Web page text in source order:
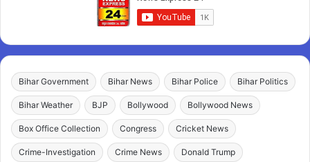
Bihar Government Bihar News Bihar Police Bihar Politics
Bihar Weather BJP Bollywood Bollywood News
Box Office Collection Congress Cricket News
Crime-Investigation Crime News Donald Trump